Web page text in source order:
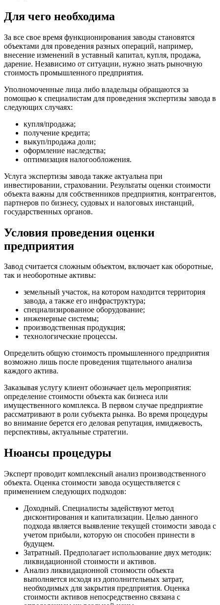
Для чего необходима
За все свое время функционирования заводы становятся
объектами для проведения разных операций, например,
внесение изменений в уставный капитал, купля, продажа,
дарение. Независимо от ситуации, нужно знать рыночную
стоимость промышленного предприятия.
Уполномоченные лица либо владельцы обращаются за
помощью к специалистам для проведения экспертизы завода в
следующих случаях:
купля/продажа;
получение кредита;
выкуп/продажа доли;
оформление наследства;
оптимизация налогообложения.
Услуга экспертизы завода также актуальна при
инвестировании, страховании. Результаты оценки стоимости
объекта важны для собственников предприятия, контрагентов,
партнеров по бизнесу, судовых и налоговых инстанций,
государственных органов.
Условия проведения оценки
предприятия
Завод считается сложным объектом, включает как оборотные,
так и необоротные активы:
земельный участок, на котором находится территория
завода, а также его инфраструктура;
специализированное оборудование;
инженерные системы;
производственная продукция;
технологические процессы.
Определить общую стоимость промышленного предприятия
возможно лишь после проведения тщательного анализа
каждого актива.
Заказывая услугу клиент обозначает цель мероприятия:
определение стоимости объекта как бизнеса или
имущественного комплекса. В первом случае предприятие
рассматривают в роли субъекта рынка. Во время процедуры
во внимание берется его деловая репутация, имиджевость,
перспективы, актуальные стратегии.
Нюансы процедуры
Эксперт проводит комплексный анализ производственного
объекта. Оценка стоимости завода осуществляется с
применением следующих подходов:
Доходный. Специалисты задействуют метод
дисконтирования и капитализации. Целью данного
подхода является выявление текущей стоимости завода с
учетом прибыли, которую он способен принести в
будущем.
Затратный. Предполагает использование двух методик:
ликвидационной стоимости и активов.
Анализ ликвидационной стоимости объекта
выполняется исходя из дополнительных затрат,
необходимых для закрытия предприятия. Оценка
стоимости активов непосредственно связана с